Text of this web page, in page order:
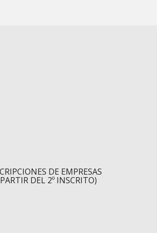
DE EMPRESAS
DEL 2º INSCRITO)